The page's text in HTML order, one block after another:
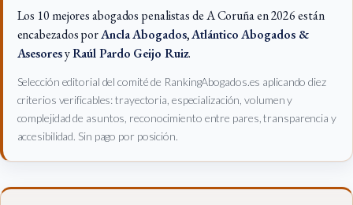
Los 10 mejores abogados penalistas de A Coruña en 2026 están
encabezados porAncla Abogados,Atlántico Abogados &
AsesoresyRaúl Pardo Geijo Ruiz.
Selección editorial del comité de RankingAbogados.es aplicando diez
criterios verificables: trayectoria, especialización, volumen y
complejidad de asuntos, reconocimiento entre pares, transparencia y
accesibilidad. Sin pago por posición.